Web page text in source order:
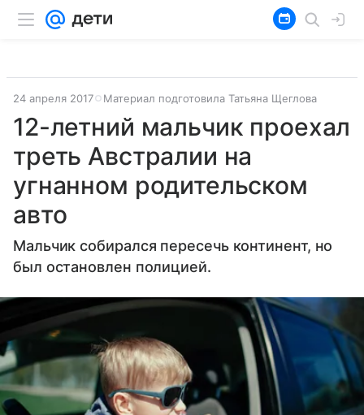
24 апреля 2017 Материал подготовила Татьяна Щеглова
12-летний мальчик проехал
треть Австралии на
угнанном родительском
авто
Мальчик собирался пересечь континент, но
был остановлен полицией.